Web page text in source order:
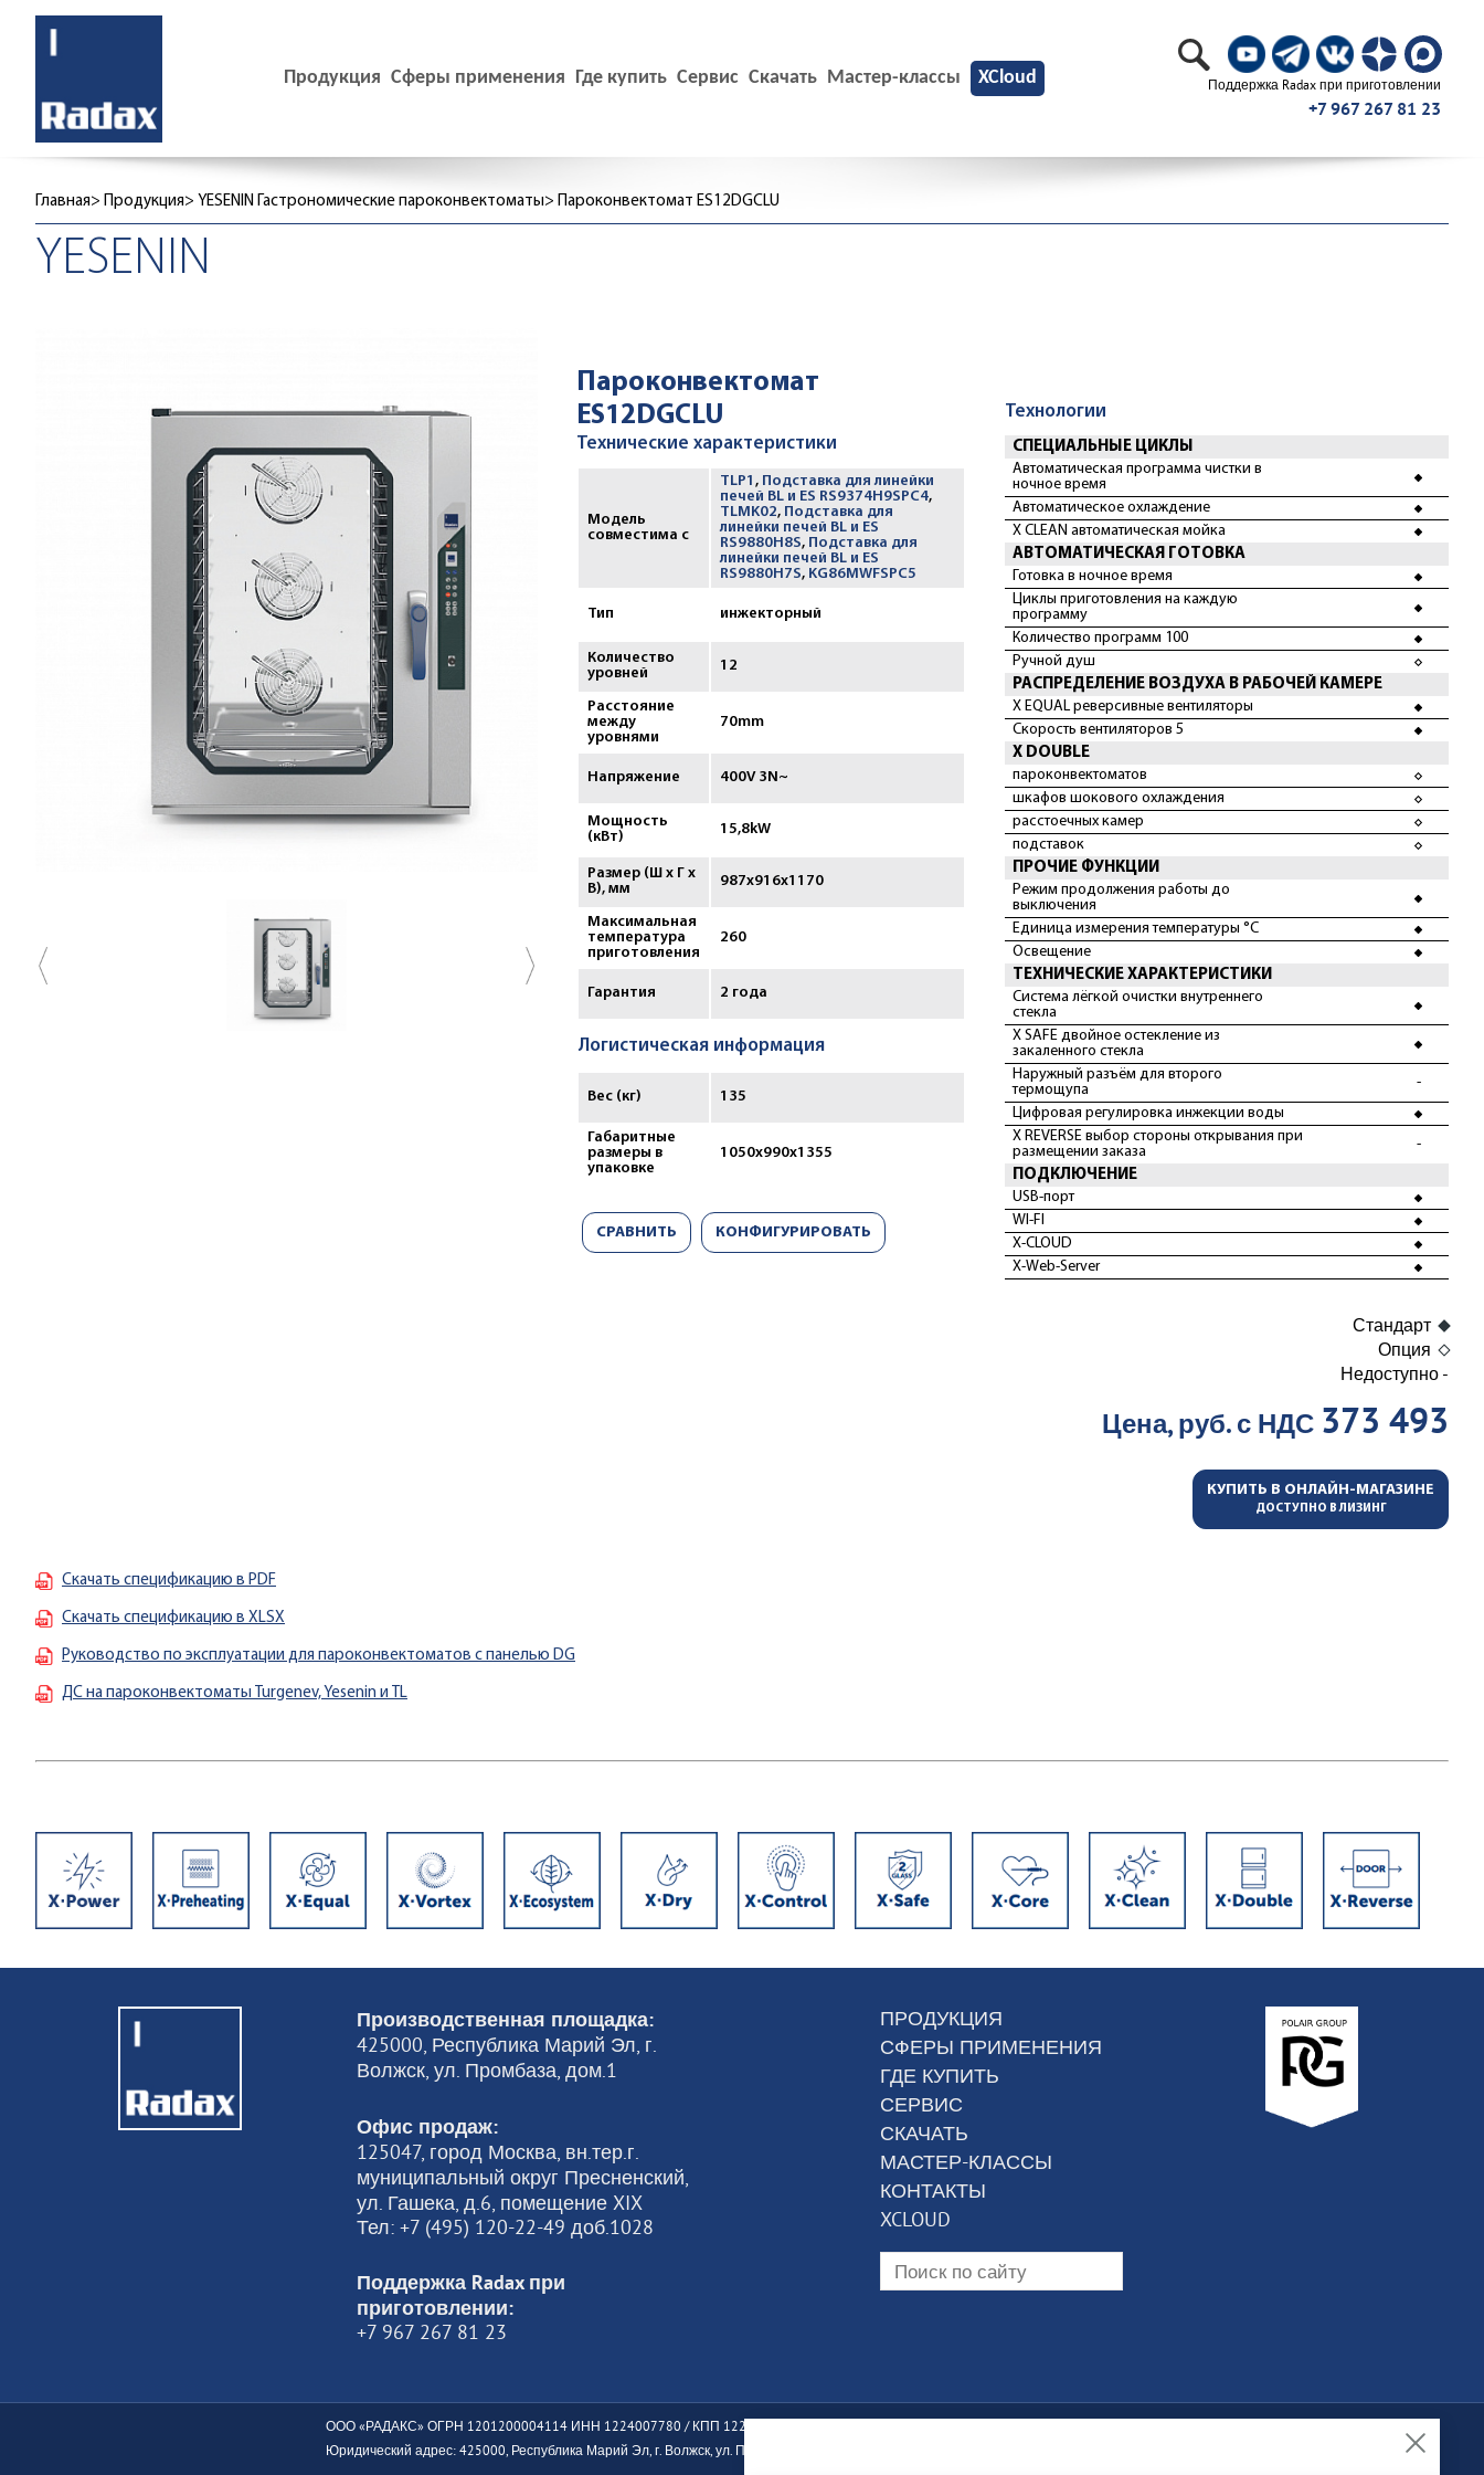
Продукция Сферы применения Где купить Сервис Скачать Мастер-классы XCloud Поддержка Radax при приготовлении
+7 967 267 81 23
Главная Продукция YESENIN Гастрономические пароконвектоматы Пароконвектомат ES12DGCLU
YESENIN
Пароконвектомат
ES12DGCLU
Технические характеристики
Модель
совместима с
TLP1 , Подставка для линейки
печей BL и ES RS9374H9SPC4,
TLMK02, Подставка для
линейки печей BL и ES
RS9880H8S, Подставка для
линейки печей BL и ES
RS9880H7S, KG86MWFSPC5
Тип инжекторный
Количество
уровней
12
Расстояние
между
уровнями
70mm
Напряжение 400V 3N~
Мощность
(кВт)
15,8kW
Размер (Ш х Г х
В), мм
987x916x1170
Максимальная
температура
приготовления
260
Гарантия 2 года
Логистическая информация
Вес (кг) 135
Габаритные
размеры в
упаковке
1050x990x1355
СРАВНИТЬ КОНФИГУРИРОВАТЬ
Технологии
СПЕЦИАЛЬНЫЕ ЦИКЛЫ
Автоматическая программа чистки в
ночное время
Автоматическое охлаждение
X CLEAN автоматическая мойка
АВТОМАТИЧЕСКАЯ ГОТОВКА
Готовка в ночное время
Циклы приготовления на каждую
программу
Количество программ 100
Ручной душ
РАСПРЕДЕЛЕНИЕ ВОЗДУХА В РАБОЧЕЙ КАМЕРЕ
X EQUAL реверсивные вентиляторы
Скорость вентиляторов 5
X DOUBLE
пароконвектоматов
шкафов шокового охлаждения
расстоечных камер
подставок
ПРОЧИЕ ФУНКЦИИ
Режим продолжения работы до
выключения
Единица измерения температуры °C
Освещение
ТЕХНИЧЕСКИЕ ХАРАКТЕРИСТИКИ
Система лёгкой очистки внутреннего
стекла
X SAFE двойное остекление из
закаленного стекла
Наружный разъём для второго
термощупа
-
Цифровая регулировка инжекции воды
X REVERSE выбор стороны открывания при
размещении заказа
-
ПОДКЛЮЧЕНИЕ
USB-порт
WI-FI
X-CLOUD
X-Web-Server
Стандарт
Опция
Недоступно -
Цена, руб. с НДС 373 493
КУПИТЬ В ОНЛАЙН-МАГАЗИНЕ
ДОСТУПНО В ЛИЗИНГ
Скачать спецификацию в PDF
Скачать спецификацию в XLSX
Руководство по эксплуатации для пароконвектоматов с панелью DG
ДС на пароконвектоматы Turgenev, Yesenin и TL
Производственная площадка:
425000, Республика Марий Эл, г.
Волжск, ул. Промбаза, дом.1
Офис продаж:
125047, город Москва, вн.тер.г.
муниципальный округ Пресненский,
ул. Гашека, д.6, помещение XIX
Тел: +7 (495) 120-22-49 доб.1028
Поддержка Radax при
приготовлении:
+7 967 267 81 23
ПРОДУКЦИЯ
СФЕРЫ ПРИМЕНЕНИЯ
ГДЕ КУПИТЬ
СЕРВИС
СКАЧАТЬ
МАСТЕР-КЛАССЫ
КОНТАКТЫ
XCLOUD
ООО «РАДАКС» ОГРН 1201200004114 ИНН 1224007780 / КПП 122401001
Юридический адрес: 425000, Республика Марий Эл, г. Волжск, ул. Промбаза, дом 1, помещение 7А, этаж 1